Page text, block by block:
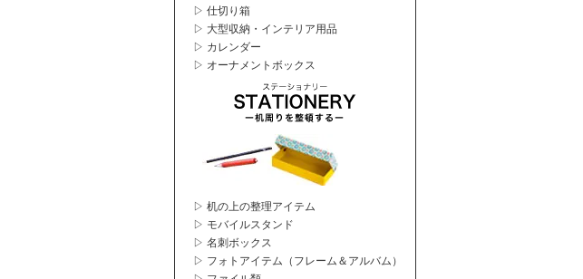
▷ 仕切り箱
▷ 大型収納・インテリア用品
▷ カレンダー
▷ オーナメントボックス
▷ 机の上の整理アイテム
▷ モバイルスタンド
▷ 名刺ボックス
▷ フォトアイテム（フレーム＆アルバム）